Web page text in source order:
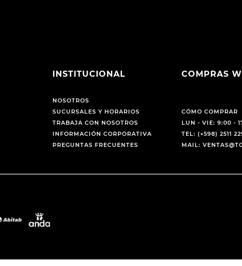
INSTITUCIONAL
NOSOTROS
SUCURSALES Y HORARIOS
TRABAJA CON NOSOTROS
INFORMACIÓN CORPORATIVA
PREGUNTAS FRECUENTES
COMPRAS
CÓMO COMPRAR
LUN - VIE: 9:00 -
TEL: (+598) 2511
MAIL: